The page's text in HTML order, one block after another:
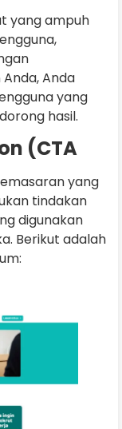
yang ampuh
Anda
yang
hasil.
(CTA
yang
tindakan
digunakan
Berikut adalah